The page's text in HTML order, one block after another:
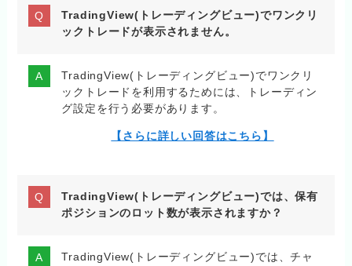
TradingView(トレーディングビュー)でワンクリ
ックトレードが表示されません。
TradingView(トレーディングビュー)でワンクリ
ックトレードを利用するためには、トレーディン
グ設定を行う必要があります。
【さらに詳しい回答はこちら】
TradingView(トレーディングビュー)では、保有
ポジションのロット数が表示されますか？
TradingView(トレーディングビュー)では、チャ